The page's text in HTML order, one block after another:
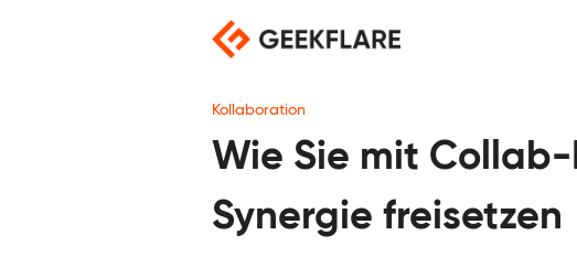
Kollaboration
Wie Sie mit
Synergie freisetzen